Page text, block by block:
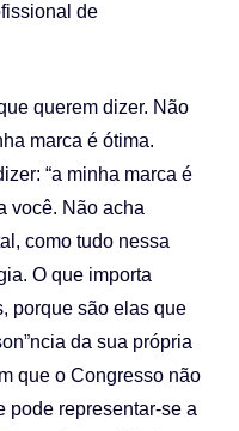
de
querem dizer. Não
marca é ótima.
“a minha marca é
você. Não acha
como tudo nessa
O que importa
porque são elas que
da sua própria
que o Congresso não
pode representar-se a